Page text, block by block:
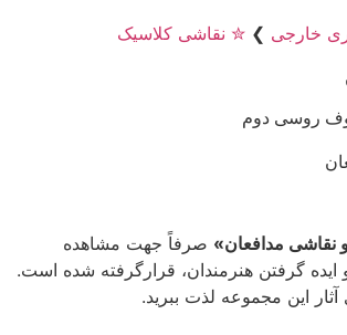
خارجی ❯ ✮ نقاشی کلاسیک
روسی دوم
نقاشی مدافعان» صرفاً جهت مشاهده
ایده گرفتن هنرمندان، قرارگرفته شده است.
آثار این مجموعه لذت ببرید.